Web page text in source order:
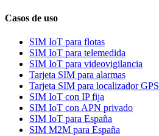
Casos de uso
SIM IoT para flotas
SIM IoT para telemedida
SIM IoT para videovigilancia
Tarjeta SIM para alarmas
Tarjeta SIM para localizador GPS
SIM IoT con IP fija
SIM IoT con APN privado
SIM IoT para España
SIM M2M para España